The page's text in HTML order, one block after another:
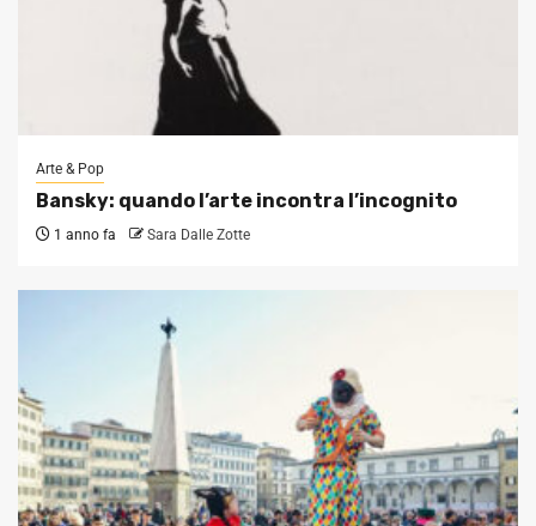
Arte & Pop
Bansky: quando l’arte incontra l’incognito
1 anno fa Sara Dalle Zotte